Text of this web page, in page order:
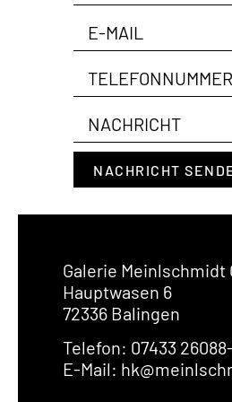
NACHRICHT
Galerie Meinlschmidt
Hauptwasen 6
72336 Balingen
Telefon: 07433
E-Mail: